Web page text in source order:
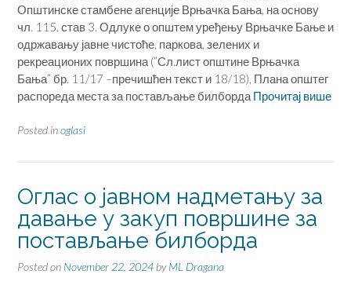
Општинске стамбене агенције Врњачка Бања, на основу
чл. 115. став 3. Одлуке о општем уређењу Врњачке Бање и
одржавању јавне чистоће, паркова, зелених и
рекреационих површина (”Сл.лист општине Врњачка
Бања” бр. 11/17 –пречишћен текст и 18/18), Плана општег
распореда места за постављање билборда Прочитај више
Posted inoglasi
Оглас о јавном надметању за
давање у закуп површине за
постављање билборда
Posted on November 22, 2024 byML Dragana